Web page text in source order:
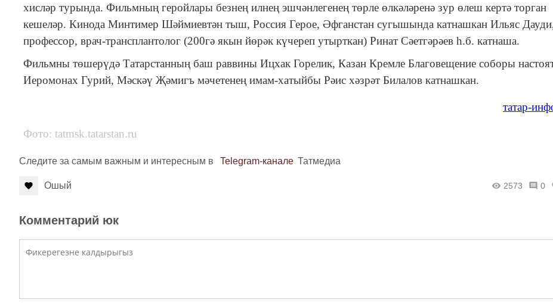
хисләр турында. Фильмның геройлары безнең илнең эшчәнлегенең төрле өлкәләренә зур өлеш кертә торган
кешеләр. Кинода Минтимер Шәймиевтән тыш, Россия Герое, Әфганстан сугышында катнашкан Ильяс
профессор, врач-трансплантолог (200гә якын йөрәк күчереп утырткан) Ринат Сәетгәрәев һ.б. катнаша.
Фильмны төшерүдә Татарстанның баш раввины Ицхак Горелик, Казан Кремле Благовещение соборы
Иеромонах Гурий, Мәскәү Җәмигъ мәчетенең имам-хатыйбы Рәис хәзрәт Билалов катнашкан.
татар-
Фото: tatmsk.tatarstan.ru
Следите за самым важным и интересным в Telegram-канале Татмедиа
Ошый 2573 0
Комментарий юк